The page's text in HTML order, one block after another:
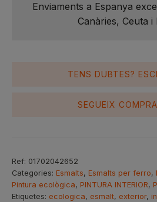
ecològic
Setinat
2,5L
Enviaments a Espanya
Canàries, Ceuta i
TENS DUBTES?
SEGUEIX
Ref: 01702042652
Categories: Esmalts, Esmalts per ferro,
Pintura ecològica, PINTURA INTERIOR,
Etiquetes: ecologica, esmalt, exterior,